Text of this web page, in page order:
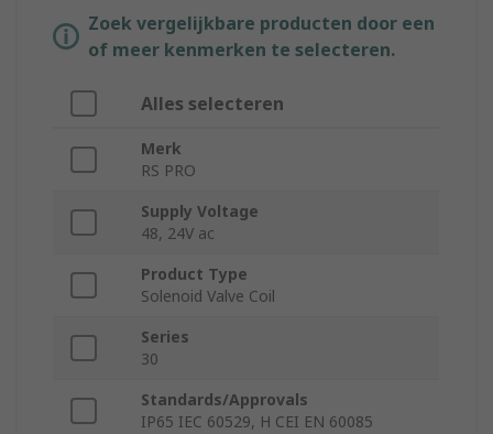
Zoek vergelijkbare producten door een
of meer kenmerken te selecteren.
Alles selecteren
Merk
RS PRO
Supply Voltage
48, 24V ac
Product Type
Solenoid Valve Coil
Series
30
Standards/Approvals
IP65 IEC 60529, H CEI EN 60085